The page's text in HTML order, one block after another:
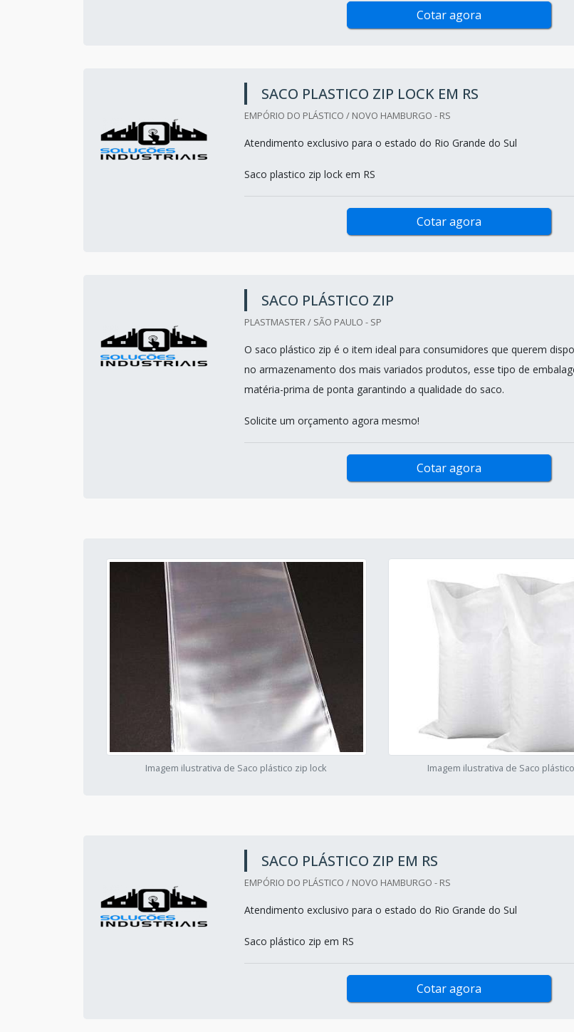
Cotar agora
SACO PLASTICO ZIP LOCK EM RS
EMPÓRIO DO PLÁSTICO / NOVO HAMBURGO - RS
Atendimento exclusivo para o estado do Rio Grande do Sul
Saco plastico zip lock em RS
Cotar agora
SACO PLÁSTICO ZIP
PLASTMASTER / SÃO PAULO - SP
O saco plástico zip é o item ideal para consumidores que querem
no armazenamento dos mais variados produtos, esse tipo de
matéria-prima de ponta garantindo a qualidade do saco.
Solicite um orçamento agora mesmo!
Cotar agora
Imagem ilustrativa de Saco plástico zip lock Imagem ilustrativa de Saco
SACO PLÁSTICO ZIP EM RS
EMPÓRIO DO PLÁSTICO / NOVO HAMBURGO - RS
Atendimento exclusivo para o estado do Rio Grande do Sul
Saco plástico zip em RS
Cotar agora